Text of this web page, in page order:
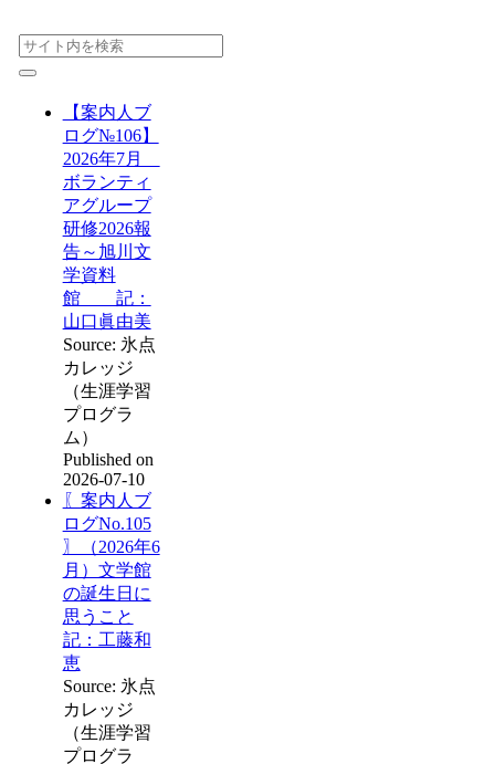
【案内人ブ
ログ№106】
2026年7月
ボランティ
アグループ
研修2026報
告～旭川文
学資料
館 記：
山口眞由美
Source: 氷点
カレッジ
（生涯学習
プログラ
ム）
Published on
2026-07-10
〖案内人ブ
ログNo.105
〗（2026年6
月）文学館
の誕生日に
思うこと
記：工藤和
恵
Source: 氷点
カレッジ
（生涯学習
プログラ